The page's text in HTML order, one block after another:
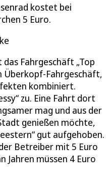
kostet bei
5 Euro.
Fahrgeschäft „Top
Überkopf-Fahrgeschäft,
kombiniert.
zu. Eine Fahrt dort
mag und aus der
genießen möchte,
gut aufgehoben.
Betreiber mit 5 Euro
Jahren müssen 4 Euro